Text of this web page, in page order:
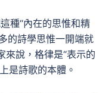
種“內在的思惟和精
的詩學思惟一開端就
說，格律是“表示的
是詩歌的本體。